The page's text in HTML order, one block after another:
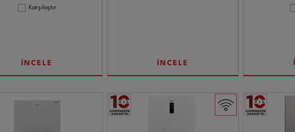
Karşılaştır
İNCELE İNCELE